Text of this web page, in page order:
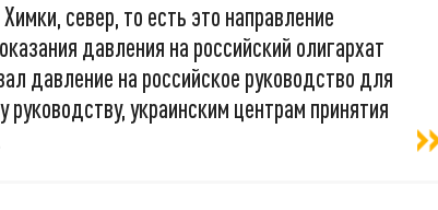
север, то есть это направление
давления на российский олигархат
давление на российское руководство для
украинским центрам принятия